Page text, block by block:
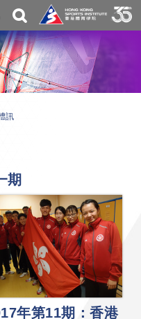
關
搜
尋
訊
期
年第11期：香港